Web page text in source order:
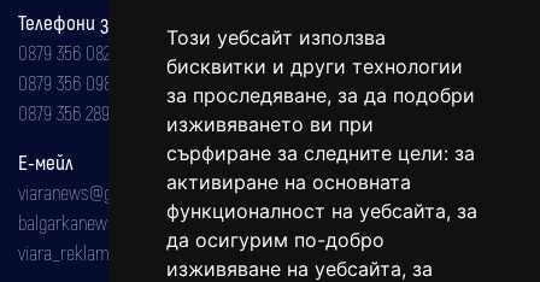
Този уебсайт използва
бисквитки и други технологии
за проследяване, за да подобри
изживяването ви при
сърфиране за следните цели: за
активиране на основната
функционалност на уебсайта, за
да осигурим по-добро
изживяване на уебсайта, за
Телефони за реклама и абонаменти
0879 356 082
0879 356 098
0879 356 289
Е-мейл
viaranews@gmail.com
balgarkanews@gmail.com
viara_reklama@mail.bg